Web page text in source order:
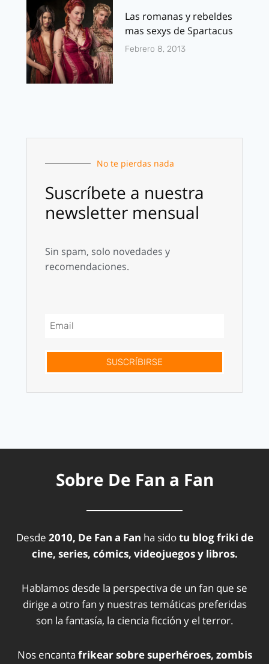
Las romanas y rebeldes
mas sexys de Spartacus
Febrero 8, 2013
No te pierdas nada
Suscríbete a nuestra
newsletter mensual
Sin spam, solo novedades y
recomendaciones.
SUSCRÍBIRSE
Sobre De Fan a Fan
Desde 2010, De Fan a Fan ha sidotu blog friki de
cine, series, cómics, videojuegos y libros.
Hablamos desde la perspectiva de un fan que se
dirige a otro fan y nuestras temáticas preferidas
son la fantasía, la ciencia ficción y el terror.
Nos encanta frikear sobre superhéroes, zombis